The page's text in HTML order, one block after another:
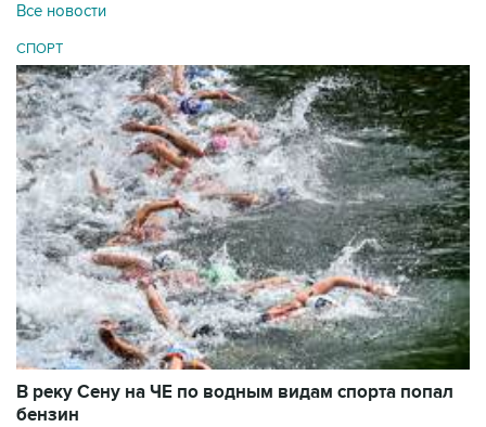
Все новости
СПОРТ
В реку Сену на ЧЕ по водным видам спорта попал
бензин